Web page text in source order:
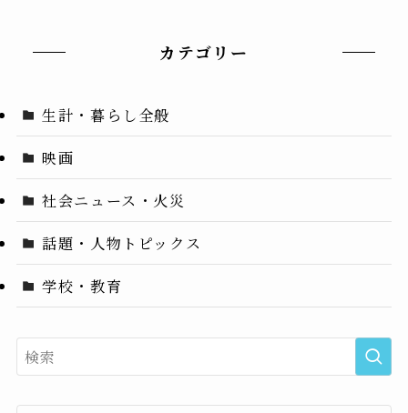
カテゴリー
生計・暮らし全般
映画
社会ニュース・火災
話題・人物トピックス
学校・教育